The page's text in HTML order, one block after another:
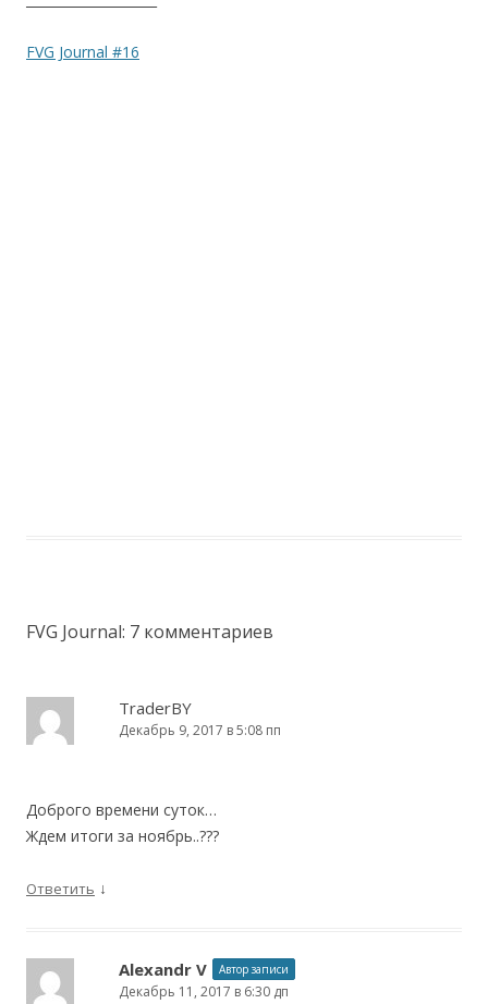
FVG Journal #16
FVG Journal: 7 комментариев
TraderBY
Декабрь 9, 2017 в 5:08 пп
Доброго времени суток…
Ждем итоги за ноябрь..???
Ответить ↓
Alexandr V Автор записи
Декабрь 11, 2017 в 6:30 дп